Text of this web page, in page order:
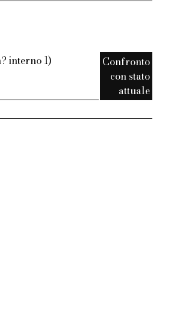
interno 1)
Confronto
con stato
attuale